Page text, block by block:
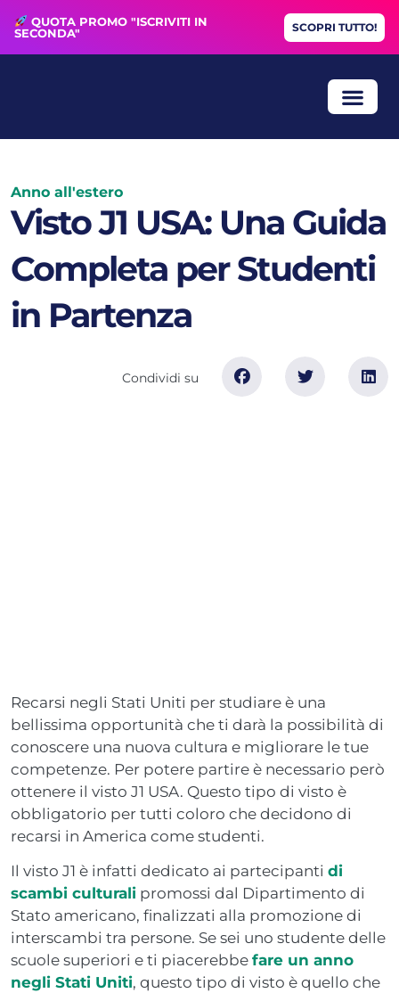
QUOTA PROMO "ISCRIVITI IN
SECONDA"
SCOPRI TUTTO!
Anno all'estero
Visto J1 USA: Una Guida
Completa per Studenti
in Partenza
Recarsi negli Stati Uniti per studiare è una
bellissima opportunità che ti darà la possibilità di
conoscere una nuova cultura e migliorare le tue
competenze. Per potere partire è necessario però
ottenere il visto J1 USA. Questo tipo di visto è
obbligatorio per tutti coloro che decidono di
recarsi in America come studenti.
Il visto J1 è infatti dedicato ai partecipanti di
scambi culturali promossi dal Dipartimento di
Stato americano, finalizzati alla promozione di
interscambi tra persone. Se sei uno studente delle
scuole superiori e ti piacerebbe fare un anno
negli Stati Uniti, questo tipo di visto è quello che